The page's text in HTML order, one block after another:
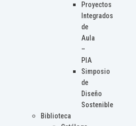
Proyectos
Integrados
de
Aula
–
PIA
Simposio
de
Diseño
Sostenible
Biblioteca